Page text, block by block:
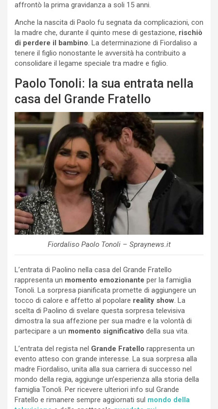
affrontò la prima gravidanza a soli 15 anni.
Anche la nascita di Paolo fu segnata da complicazioni, con
la madre che, durante il quinto mese di gestazione, rischiò
di perdere il bambino. La determinazione di Fiordaliso a
tenere il figlio nonostante le avversità ha contribuito a
consolidare il legame speciale tra madre e figlio.
Paolo Tonoli: la sua entrata nella
casa del Grande Fratello
Fiordaliso Paolo Tonoli – Spraynews.it
L’entrata di Paolino nella casa del Grande Fratello
rappresenta un momento emozionante per la famiglia
Tonoli. La sorpresa pianificata promette di aggiungere un
tocco di calore e affetto al popolare reality show. La
scelta di Paolino di svelare questa sorpresa televisiva
dimostra la sua affezione per sua madre e la volontà di
partecipare a un momento significativo della sua vita.
L’entrata del regista nel Grande Fratello rappresenta un
evento atteso con grande interesse. La sua sorpresa alla
madre Fiordaliso, unita alla sua carriera di successo nel
mondo della regia, aggiunge un’esperienza alla storia della
famiglia Tonoli. Per ricevere ulteriori info sul Grande
Fratello e rimanere sempre aggiornati sul mondo della